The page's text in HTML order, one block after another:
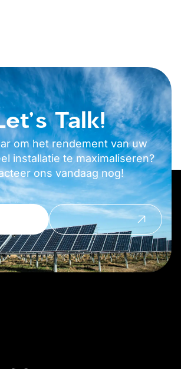
Talk!
om het rendement van uw
installatie te maximaliseren?
ons vandaag nog!
Contact
opnemen